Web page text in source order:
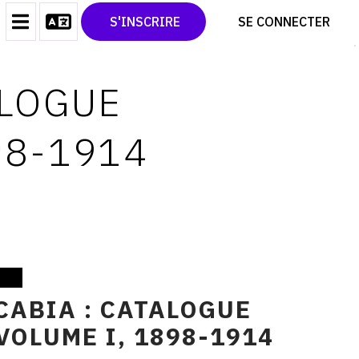
S'INSCRIRE SE CONNECTER
CONTACT
CGU
TWITTER
PINTEREST
1914
: CATALOGUE
I, 1898-1914